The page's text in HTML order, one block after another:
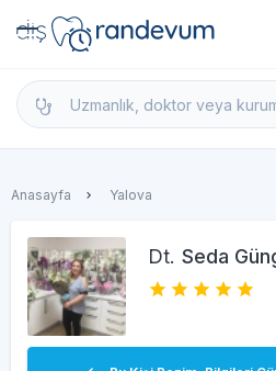
dishekimleri.net - Diş
Anasayfa Yalova
Dt. Seda